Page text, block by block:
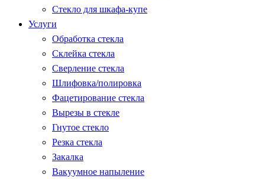
Стекло для шкафа-купе
Услуги
Обработка стекла
Склейка стекла
Сверление стекла
Шлифовка/полировка
Фацетирование стекла
Вырезы в стекле
Гнутое стекло
Резка стекла
Закалка
Вакуумное напыление